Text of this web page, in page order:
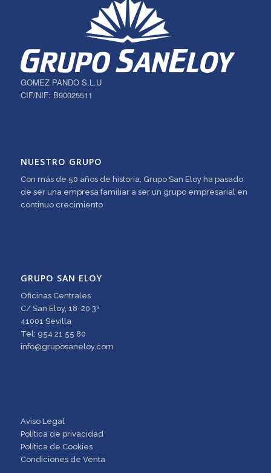
GOMEZ PANDO S.L.U
CIF/NIF: B90025511
NUESTRO GRUPO
Con más de 50 años de historia, Grupo San Eloy ha pasado
de ser una empresa familiar a ser un grupo empresarial en
continuo crecimiento
GRUPO SAN ELOY
Oficinas Centrales
C/ San Eloy, 18-20 3ª
41001 Sevilla
Tel: 954 21 55 80
info@gruposaneloy.com
Aviso Legal
Política de privacidad
Política de Cookies
Condiciones de Venta